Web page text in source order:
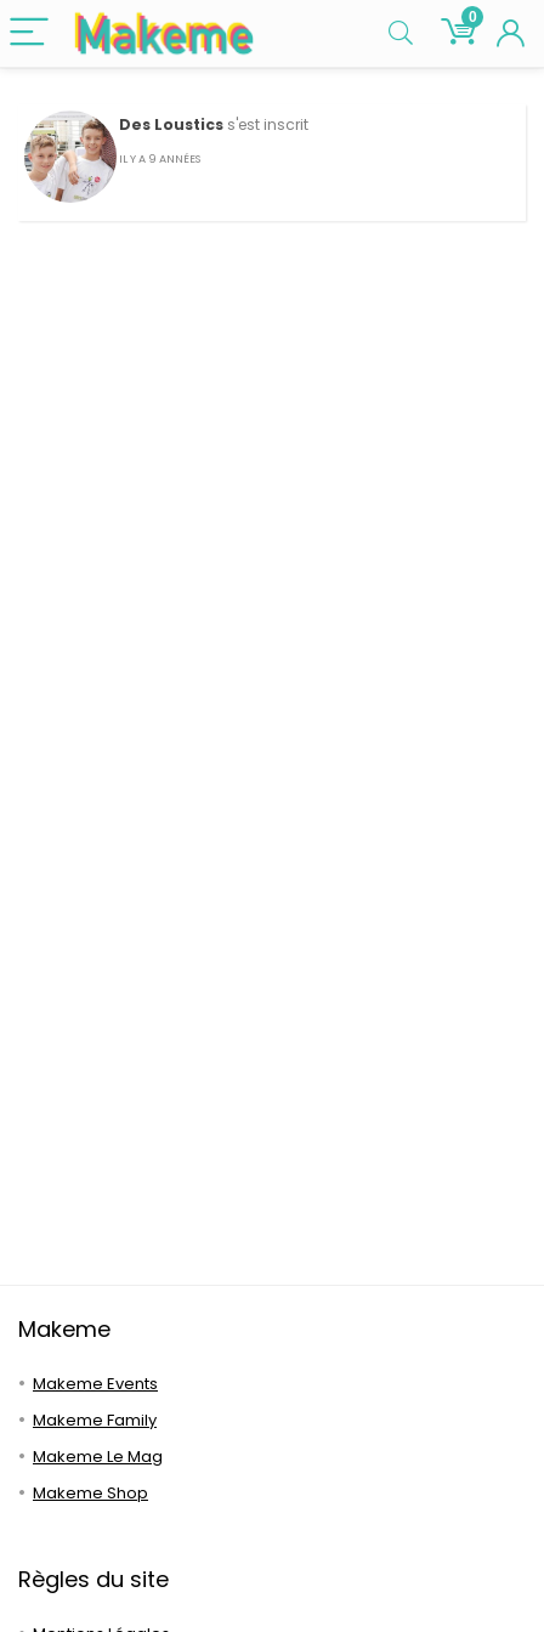
0
Des Loustics s'est inscrit
IL Y A 9 ANNÉES
Makeme
Makeme Events
Makeme Family
Makeme Le Mag
Makeme Shop
Règles du site